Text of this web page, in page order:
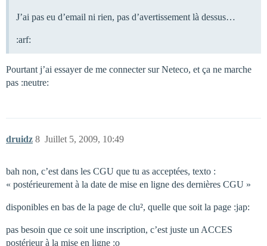
J’ai pas eu d’email ni rien, pas d’avertissement là dessus…
:arf:
Pourtant j’ai essayer de me connecter sur Neteco, et ça ne marche
pas :neutre:
druidz Juillet 5, 2009, 10:49
8
bah non, c’est dans les CGU que tu as acceptées, texto :
« postérieurement à la date de mise en ligne des dernières CGU »
disponibles en bas de la page de clu², quelle que soit la page :jap:
pas besoin que ce soit une inscription, c’est juste un ACCES
postérieur à la mise en ligne :o